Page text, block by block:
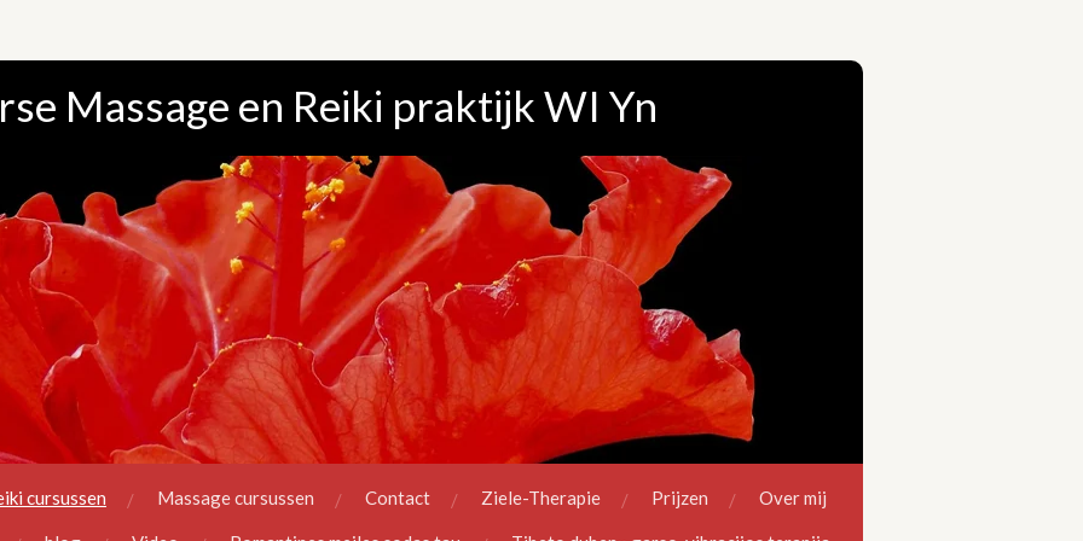
Massage en Reiki praktijk WI Yn
cursussen Massage cursussen Contact Ziele-Therapie Prijzen Over mij